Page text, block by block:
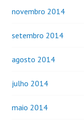
novembro 2014
setembro 2014
agosto 2014
julho 2014
maio 2014